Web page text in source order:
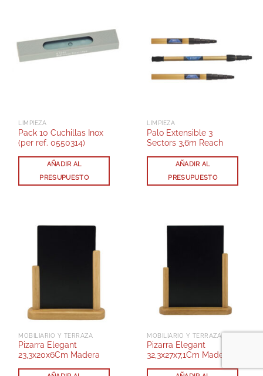
LIMPIEZA
Pack 10 Cuchillas Inox
(per ref. 0550314)
AÑADIR AL
PRESUPUESTO
LIMPIEZA
Palo Extensible 3
Sectors 3,6m Reach
AÑADIR AL
PRESUPUESTO
MOBILIARIO Y TERRAZA
Pizarra Elegant
23,3x20x6Cm Madera
MOBILIARIO Y TERRAZA
Pizarra Elegant
32,3x27x7,1Cm Madera